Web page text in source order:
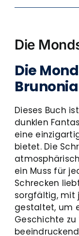
Die
Die
Dieses Buch
dunklen
eine
bietet. Die
ein Muss für
Schrecken
sorgfältig, mit
gestaltet, um
Geschichte